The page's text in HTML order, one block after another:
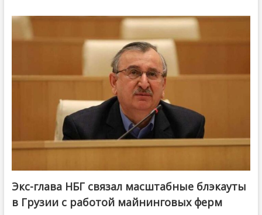
Экс-глава НБГ связал масштабные блэкауты
в Грузии с работой майнинговых ферм